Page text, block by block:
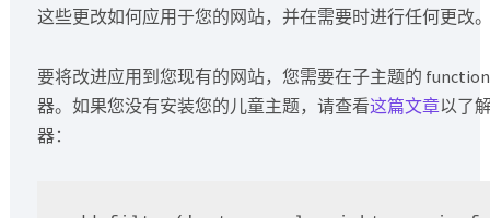
这些更改如何应用于您的网站，并在需要时进行任何更改
要将改进应用到您现有的网站，您需要在子主题的
器。如果您没有安装您的儿童主题，请查看这篇文章以了
器：